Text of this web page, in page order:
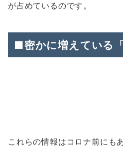
が占めているのです。
■密かに増えている「
これらの情報はコロナ前にも